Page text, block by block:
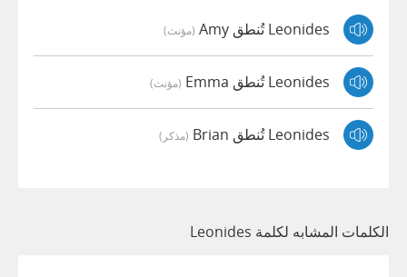
Leonides تُنطق Amy (مؤنث)
Leonides تُنطق Emma (مؤنث)
Leonides تُنطق Brian (مذكر)
الكلمات المشابه لكلمة Leonides